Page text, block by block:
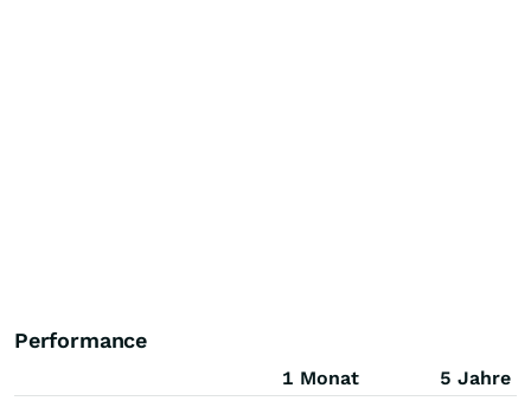
Performance
1 Monat
5 Jahre